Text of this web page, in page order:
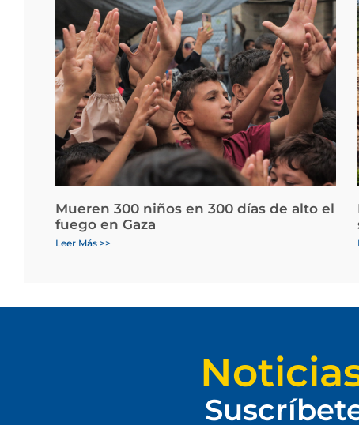
Mueren 300 niños en 300 días de alto el
fuego en Gaza
Leer Más >>